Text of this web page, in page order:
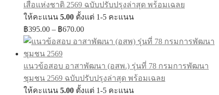
เสือแห่งชาติ 2569 ฉบับปรับปรุงล่าสุด พร้อมเฉลย
ให้คะแนน 5.00 ตั้งแต่ 1-5 คะแนน
฿395.00 – ฿670.00Price
฿395.00
฿670.00
แนวข้อสอบ อาสาพัฒนา (อสพ.) รุ่นที่ 78 กรมการพัฒนา
ชุมชน 2569 ฉบับปรับปรุงล่าสุด พร้อมเฉลย
ให้คะแนน 5.00 ตั้งแต่ 1-5 คะแนน